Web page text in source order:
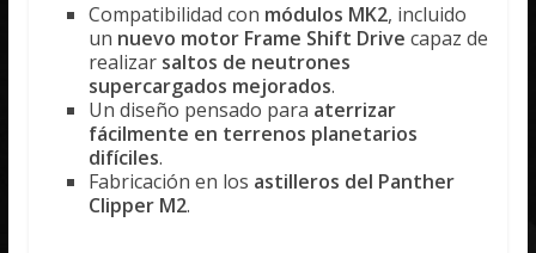
Compatibilidad con módulos MK2, incluido
un nuevo motor Frame Shift Drive capaz de
realizar saltos de neutrones
supercargados mejorados.
Un diseño pensado para aterrizar
fácilmente en terrenos planetarios
difíciles.
Fabricación en los astilleros del Panther
Clipper M2.